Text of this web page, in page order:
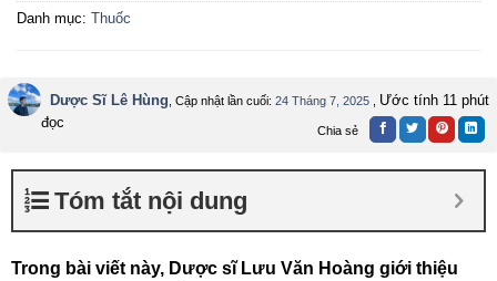
Danh mục: Thuốc
Dược Sĩ Lê Hùng , Cập nhật lần cuối: 24 Tháng 7, 2025
Ước tính 11 phút
đọc
Chia sẻ
Tóm tắt nội dung
Trong bài viết này, Dược sĩ Lưu Văn Hoàng giới thiệu